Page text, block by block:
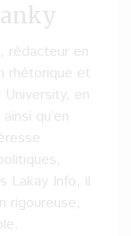
rédacteur en
rhétorique et
en
qu’en
Lakay Info, il
rigoureuse,